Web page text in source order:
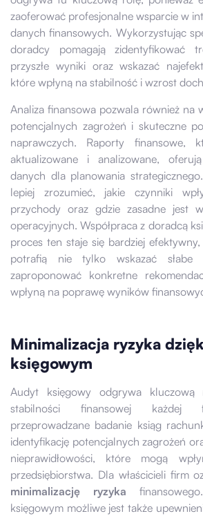
zaoferować profesjonalne wsparcie w
danych finansowych. Wykorzystując
doradcy pomagają zidentyfikować
przyszłe wyniki oraz wskazać
które wpłyną na stabilność i wzrost
Analiza finansowa pozwala również na
potencjalnych zagrożeń i skuteczne
naprawczych. Raporty finansowe,
aktualizowane i analizowane,
danych dla planowania
lepiej zrozumieć, jakie czynniki
przychody oraz gdzie zasadne jest
operacyjnych. Współpraca z doradcą
proces ten staje się bardziej
potrafią nie tylko wskazać słabe
zaproponować konkretne
wpłyną na poprawę wyników
Minimalizacja ryzyka
księgowym
Audyt księgowy odgrywa
stabilności finansowej każdej
przeprowadzane badanie ksiąg
identyfikację potencjalnych zagrożeń
nieprawidłowości, które mogą
przedsiębiorstwa. Dla właścicieli firm
minimalizację ryzyka
księgowym możliwe jest także